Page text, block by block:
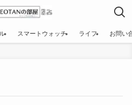
スマートウォッチ ライフ お問い